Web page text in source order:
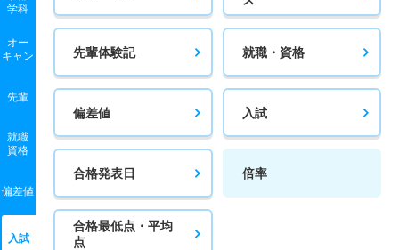
学科
オー
キャン
先輩
就職
資格
偏差値
入試
先輩体験記 就職・資格
偏差値 入試
合格発表日 倍率
合格最低点・平均
点